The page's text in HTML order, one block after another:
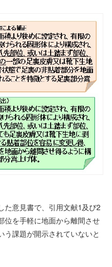
意見書で、引用文献1及び2
位を手軽に地面から離間させ
う課題が開示されていないと